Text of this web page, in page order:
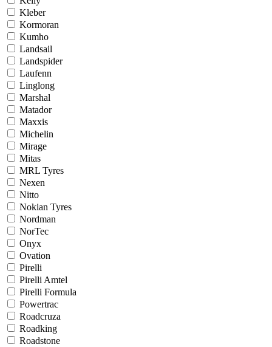
Kleber
Kormoran
Kumho
Landsail
Landspider
Laufenn
Linglong
Marshal
Matador
Maxxis
Michelin
Mirage
Mitas
MRL Tyres
Nexen
Nitto
Nokian Tyres
Nordman
NorTec
Onyx
Ovation
Pirelli
Pirelli Amtel
Pirelli Formula
Powertrac
Roadcruza
Roadking
Roadstone